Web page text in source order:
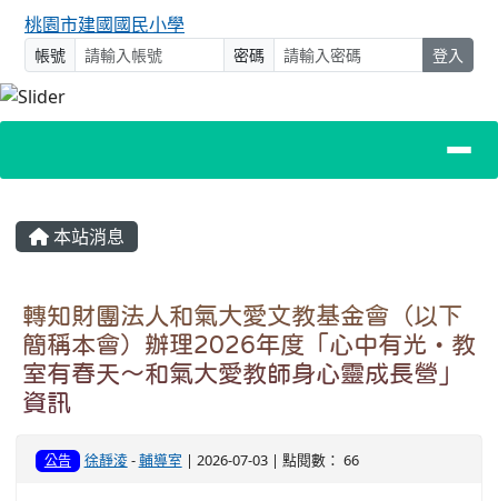
桃園市建國國民小學
帳號 密碼 登入
主內容區域
本站消息
轉知財團法人和氣大愛文教基金會（以下
簡稱本會）辦理2026年度「心中有光・教
室有春天～和氣大愛教師身心靈成長營」
資訊
公告 徐靜淩-輔導室 | 2026-07-03 | 點閱數： 66